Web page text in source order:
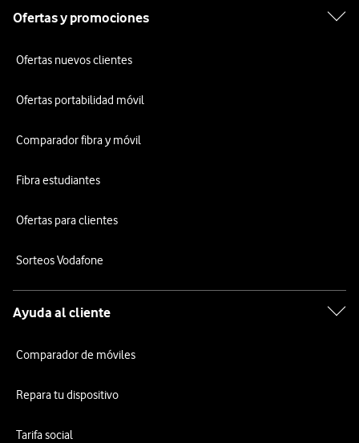
Ofertas y promociones
Ofertas nuevos clientes
Ofertas portabilidad móvil
Comparador fibra y móvil
Fibra estudiantes
Ofertas para clientes
Sorteos Vodafone
Ayuda al cliente
Comparador de móviles
Repara tu dispositivo
Tarifa social